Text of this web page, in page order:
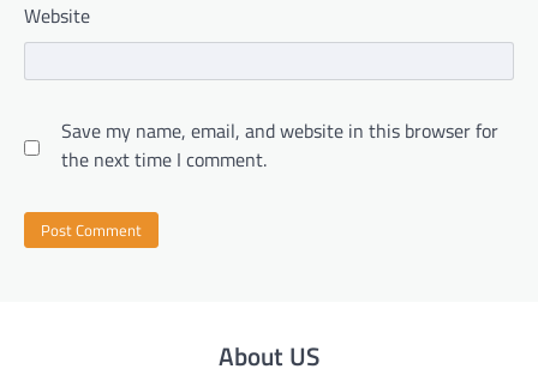
Website
Save my name, email, and website in this browser for
the next time I comment.
About US